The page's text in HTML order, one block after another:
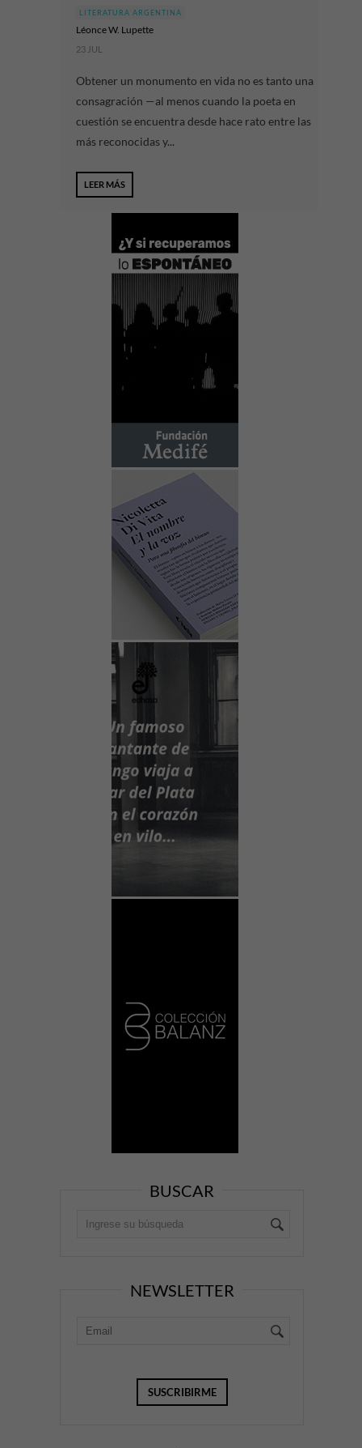
LITERATURA ARGENTINA
Léonce W. Lupette
23 JUL
Obtener un monumento en vida no es tanto una
consagración —al menos cuando la poeta en
cuestión se encuentra desde hace rato entre las
más reconocidas y...
LEER MÁS
BUSCAR
NEWSLETTER